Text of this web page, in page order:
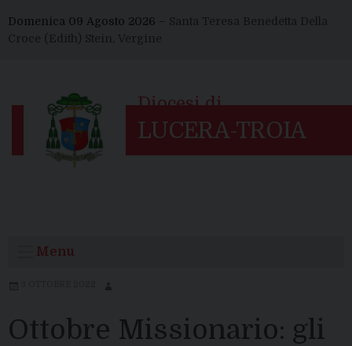
to
content
Domenica 09 Agosto 2026 – Santa Teresa Benedetta Della
Croce (Edith) Stein, Vergine
Menu
Ottobre Missionario: gli